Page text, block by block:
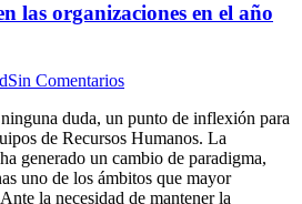
las organizaciones en el año
Sin Comentarios
duda, un punto de inflexión para
de Recursos Humanos. La
generado un cambio de paradigma,
uno de los ámbitos que mayor
la necesidad de mantener la